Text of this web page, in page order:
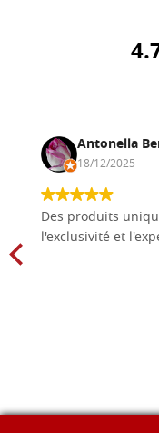
Antonella
18/12/2025
Des produits
l'exclusivité et